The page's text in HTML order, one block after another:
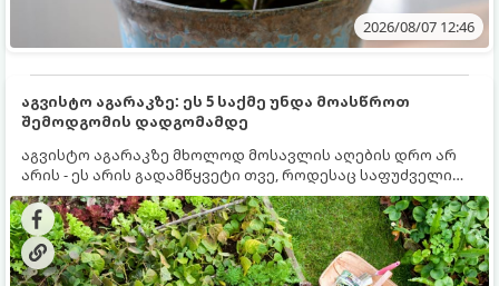
2026/08/07 12:46
აგვისტო აგარაკზე: ეს 5 საქმე უნდა მოასწროთ
შემოდგომის დადგომამდე
აგვისტო აგარაკზე მხოლოდ მოსავლის აღების დრო არ
არის - ეს არის გადამწყვეტი თვე, როდესაც საფუძველი
ეყრება მომავალი წლის მოსავალს და ბაღი მზადდება
შემოდგომა-ზამთრის სეზონისთვის. იმისათვის, რომ
ნიადაგმა ენერგია აღიდგინოს, ხოლო მცენარეებმა
ზამთარს გაუძლონ, აგვისტოს ბოლომდე 5
მნიშვნელოვანი საქმის გაკეთება უნდა მოასწროთ: